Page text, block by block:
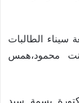
الطالبات
محمود،همس